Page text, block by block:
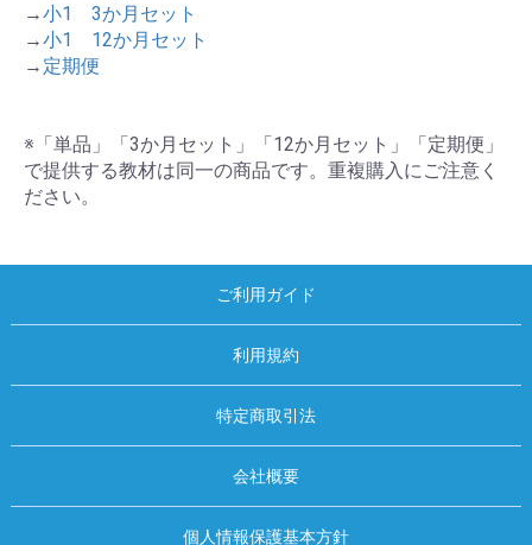
→小1 3か月セット
→小1 12か月セット
→ 定期便
※「単品」「3か月セット」「12か月セット」「定期便」
で提供する教材は同一の商品です。重複購入にご注意く
ださい。
ご利用ガイド
利用規約
特定商取引法
会社概要
個人情報保護基本方針